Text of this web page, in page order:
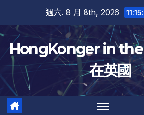
內
容
週六. 8 月 8th, 2026
HongKonger in the
在英國